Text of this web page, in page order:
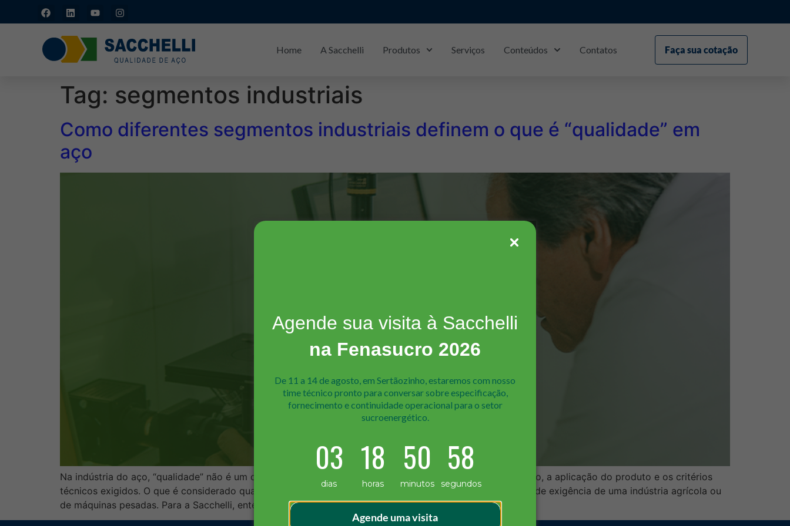
Agende sua visita à Sacchelli
na Fenasucro 2026
De 11 a 14 de agosto, em Sertãozinho, estaremos com nosso
time técnico pr onto para conversar sobre especificação,
fornecimento e continuidade operacional para o setor
sucroenergético.
03
dias
18
horas
50
minutos
57
segundos
Agende uma visita
Home A Sacchelli Produtos Serviços Conteúdos Contatos Faça sua cotação
Tag: segmentos industriais
Como diferentes segmentos industriais definem o que é “qualidade” em
aço
Na indústria do aço, “qualidade” não é um conceito genérico, ela muda de acordo com o mercado atendido, a aplicação do produto e os critérios
técnicos exigidos. O que é considerado qualidade no setor automotivo pode não atender ao mesmo nível de exigência de uma indústria agrícola ou
de máquinas pesadas. Para a Sacchelli, entender […]